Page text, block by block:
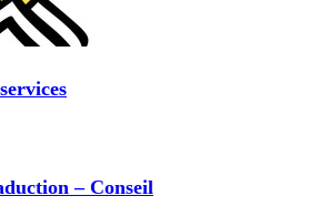
– Conseil